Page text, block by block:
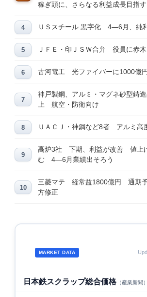
稼ぎ頭に、さらなる利益成長目指す
ＵＳスチール 黒字化 4―6月、純
ＪＦＥ・印ＪＳＷ合弁 役員に赤
古河電工 光ファイバーに1000億
神戸製鋼、アルミ・マグネ砂型鋳
上 航空・防衛向け
ＵＡＣＪ・神鋼など8者 アルミ高
高炉3社 下期、利益が改善 値上
む 4―6月業績出そろう
三菱マテ 経常益1800億円 通期
方修正
MARKET DATA
日本鉄スクラップ総合価格（産業新聞）